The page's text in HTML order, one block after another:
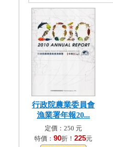
行政院農業委員會
漁業署年報20...
定價：250 元
特價： 90折！ 225元